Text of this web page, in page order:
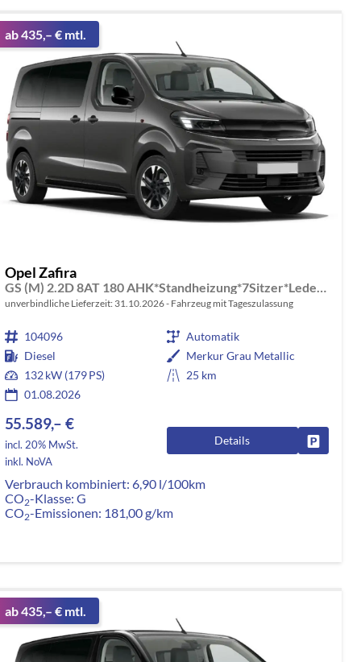
ab 435,– € mtl.
Opel Zafira
GS (M) 2.2D 8AT 180 AHK*Standheizung*7Sitzer*Leder*Android Auto*Navi*SHZ*Kamera
unverbindliche Lieferzeit: 31.10.2026 Fahrzeug mit Tageszulassung
104096
Automatik
Diesel
Merkur Grau Metallic
132 kW (179 PS)
25 km
01.08.2026
55.589,– €
incl. 20% MwSt.
inkl. NoVA
Details
Verbrauch kombiniert: 6,90 l/100km
CO2-Klasse: G
CO2-Emissionen: 181,00 g/km
ab 435,– € mtl.